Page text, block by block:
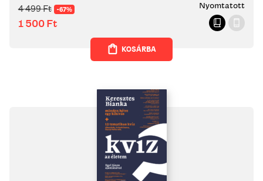
4 499Ft -67%
1 500Ft
Nyomtatott
KOSÁRBA